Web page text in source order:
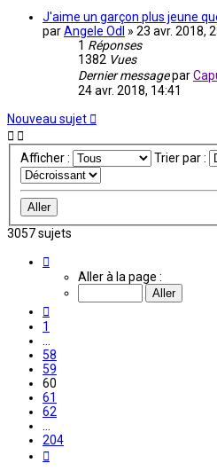
J'aime un garçon plus jeune
parAngele Odl » 23 avr. 2018,
1 Réponses
1382 Vues
Dernier messagepar
24 avr. 2018, 14:41
Nouveau sujet
Afficher : Trier par :
3057 sujets
Aller à la page :
1
58
59
60
61
62
204